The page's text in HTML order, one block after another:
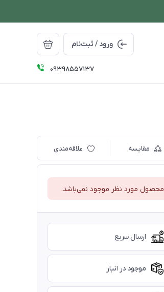
ورود / ثبت‌نام
09398557137
مقایسه علاقه‌مندی
محصول مورد نظر موجود نمی‌باشد.
ارسال سریع
موجود در انبار